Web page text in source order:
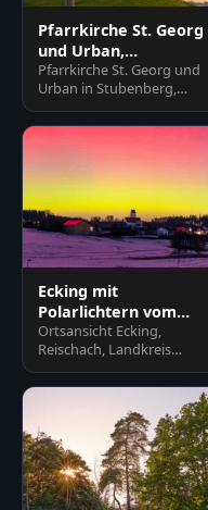
Pfarrkirche St. Georg
und Urban,
Stubenberg, Rottal-Inn
Pfarrkirche St. Georg und
Urban in Stubenberg,
Rottal-Inn, Niederbayern.
Historisches Gotteshaus
im…
Ecking mit
Polarlichtern vom
19.01.26, Reischach,
Altötting
Ortsansicht Ecking,
Reischach, Landkreis
Altötting, Oberbayern.
Faszinierendes Polarlicht